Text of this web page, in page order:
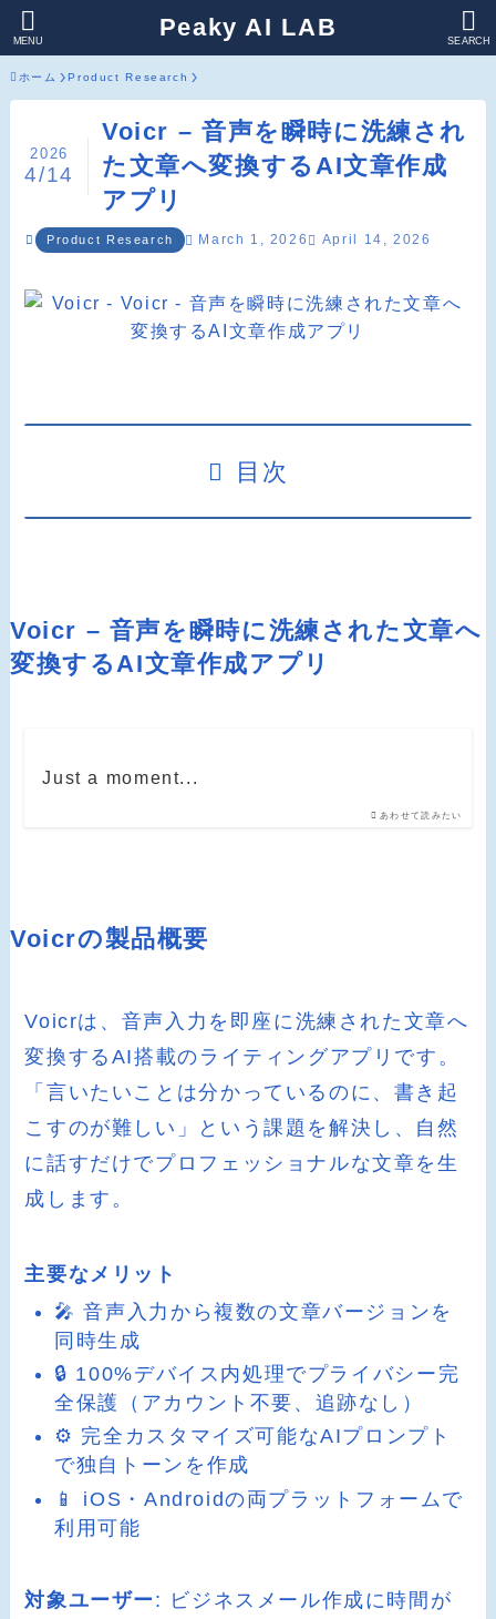
Peaky AI LAB SEARCH
MENU
ホーム Product Research
Voicr – 音声を瞬時に洗練され
た文章へ変換するAI文章作成
アプリ
2026
4/14
Product Research March 1, 2026 April 14, 2026
目次
Voicr – 音声を瞬時に洗練された文章へ
変換するAI文章作成アプリ
あわせて読みたい
Just a moment...
Voicrの製品概要
Voicrは、音声入力を即座に洗練された文章へ
変換するAI搭載のライティングアプリです。
「言いたいことは分かっているのに、書き起
こすのが難しい」という課題を解決し、自然
に話すだけでプロフェッショナルな文章を生
成します。
主要なメリット
🎤 音声入力から複数の文章バージョンを
同時生成
🔒 100%デバイス内処理でプライバシー完
全保護（アカウント不要、追跡なし）
⚙️ 完全カスタマイズ可能なAIプロンプト
で独自トーンを作成
📱 iOS・Androidの両プラットフォームで
利用可能
対象ユーザー: ビジネスメール作成に時間が